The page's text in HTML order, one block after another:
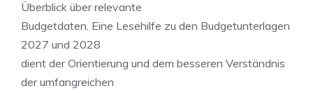
Überblick über relevante
Budgetdaten. Eine Lesehilfe zu den Budgetunterlagen
2027 und 2028
dient der Orientierung und dem besseren Verständnis
der umfangreichen